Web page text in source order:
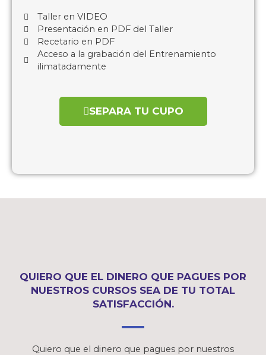
Taller en VIDEO
Presentación en PDF del Taller
Recetario en PDF
Acceso a la grabación del Entrenamiento
ilimatadamente
SEPARA TU CUPO
QUIERO QUE EL DINERO QUE PAGUES POR
NUESTROS CURSOS SEA DE TU TOTAL
SATISFACCIÓN.
Quiero que el dinero que pagues por nuestros